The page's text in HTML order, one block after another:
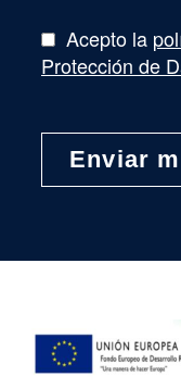
Acepto la
Protección de